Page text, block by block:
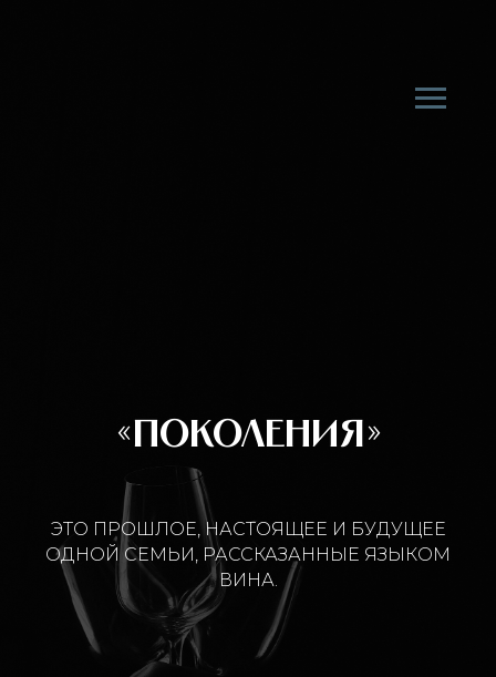
«ПОКОЛЕНИЯ»
ЭТО ПРОШЛОЕ, НАСТОЯЩЕЕ И БУДУЩЕЕ
ОДНОЙ СЕМЬИ, РАССКАЗАННЫЕ ЯЗЫКОМ
ВИНА.